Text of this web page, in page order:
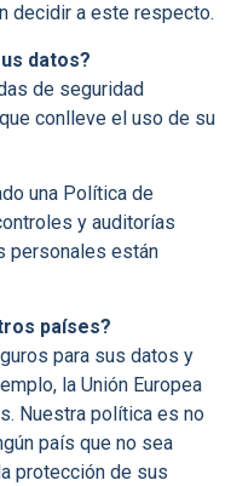
decidir a este respecto.
datos?
de seguridad
conlleve el uso de su
una Política de
y auditorías
personales están
países?
para sus datos y
la Unión Europea
Nuestra política es no
país que no sea
protección de sus